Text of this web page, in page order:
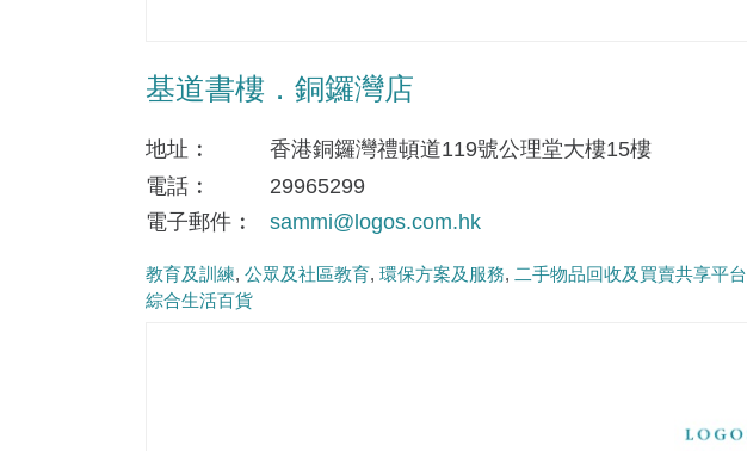
基道書樓．銅鑼灣店
地址
香港銅鑼灣禮頓道119號公理堂大樓15樓
電話
29965299
電子郵件
sammi@logos.com.hk
教育及訓練 公眾及社區教育 環保方案及服務 二手物品回收及買賣共享平台
綜合生活百貨